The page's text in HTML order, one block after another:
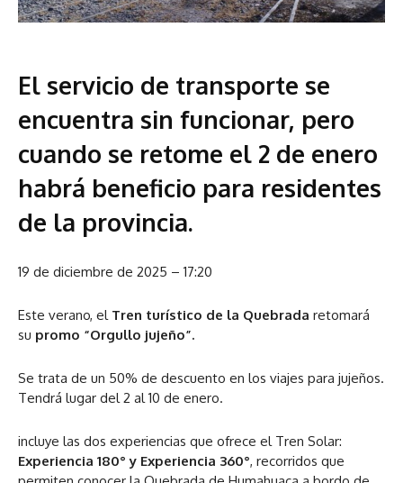
El servicio de transporte se
encuentra sin funcionar, pero
cuando se retome el 2 de enero
habrá beneficio para residentes
de la provincia.
19 de diciembre de 2025 – 17:20
Este verano, el Tren turístico de la Quebrada retomará
su promo “Orgullo jujeño”.
Se trata de un 50% de descuento en los viajes para jujeños.
Tendrá lugar del 2 al 10 de enero.
incluye las dos experiencias que ofrece el Tren Solar:
Experiencia 180° y Experiencia 360°, recorridos que